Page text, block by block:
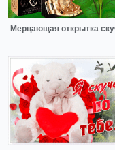
Мерцающая открытка